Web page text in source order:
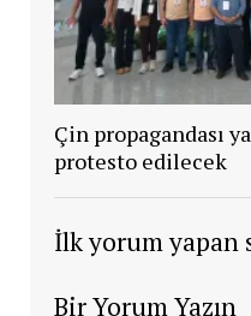
Çin propagandası
protesto edilecek
İlk yorum yapan
Bir Yorum Yazın